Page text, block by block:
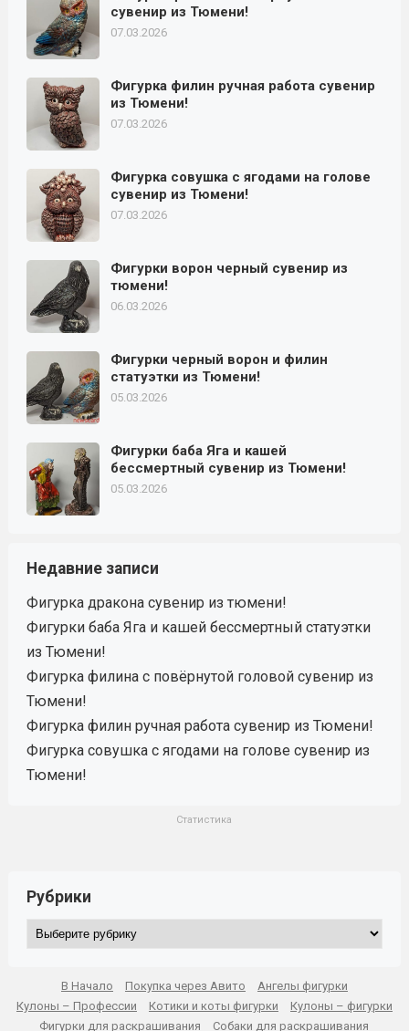
сувенир из Тюмени!
07.03.2026
Фигурка филин ручная работа сувенир
из Тюмени!
07.03.2026
Фигурка совушка с ягодами на голове
сувенир из Тюмени!
07.03.2026
Фигурки ворон черный сувенир из
тюмени!
06.03.2026
Фигурки черный ворон и филин
статуэтки из Тюмени!
05.03.2026
Фигурки баба Яга и кашей
бессмертный сувенир из Тюмени!
05.03.2026
Недавние записи
Фигурка дракона сувенир из тюмени!
Фигурки баба Яга и кашей бессмертный статуэтки
из Тюмени!
Фигурка филина с повёрнутой головой сувенир из
Тюмени!
Фигурка филин ручная работа сувенир из Тюмени!
Фигурка совушка с ягодами на голове сувенир из
Тюмени!
Статистика
Рубрики
Рубрики
В Начало Покупка через Авито
Ангелы фигурки
Кулоны – Профессии
Котики и коты фигурки
Кулоны – фигурки
Фигурки для раскрашивания
Собаки для раскрашивания